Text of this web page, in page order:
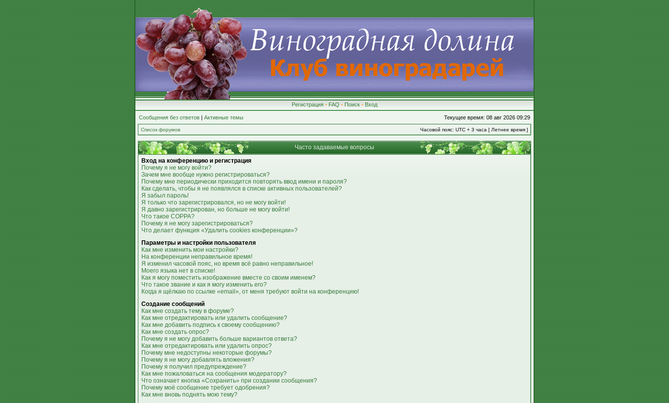
Регистрация • FAQ • Поиск • Вход
Сообщения без ответов | Активные темы Текущее время: 08 авг 2026 09:29
Список форумов Часовой пояс: UTC + 3 часа [ Летнее время ]
Часто задаваемые вопросы
Вход на конференцию и регистрация
Почему я не могу войти?
Зачем мне вообще нужно регистрироваться?
Почему мне периодически приходится повторять ввод имени и пароля?
Как сделать, чтобы я не появлялся в списке активных пользователей?
Я забыл пароль!
Я только что зарегистрировался, но не могу войти!
Я давно зарегистрирован, но больше не могу войти!
Что такое COPPA?
Почему я не могу зарегистрироваться?
Что делает функция «Удалить cookies конференции»?
Параметры и настройки пользователя
Как мне изменить мои настройки?
На конференции неправильное время!
Я изменил часовой пояс, но время всё равно неправильное!
Моего языка нет в списке!
Как я могу поместить изображение вместе со своим именем?
Что такое звание и как я могу изменить его?
Когда я щёлкаю по ссылке «email», от меня требуют войти на конференцию!
Создание сообщений
Как мне создать тему в форуме?
Как мне отредактировать или удалить сообщение?
Как мне добавить подпись к своему сообщению?
Как мне создать опрос?
Почему я не могу добавить больше вариантов ответа?
Как мне отредактировать или удалить опрос?
Почему мне недоступны некоторые форумы?
Почему я не могу добавлять вложения?
Почему я получил предупреждение?
Как мне пожаловаться на сообщения модератору?
Что означает кнопка «Сохранить» при создании сообщения?
Почему моё сообщение требует одобрения?
Как мне вновь поднять мою тему?